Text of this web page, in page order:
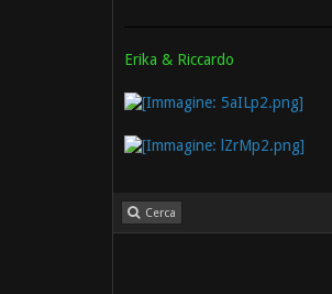
Erika & Riccardo
Cerca